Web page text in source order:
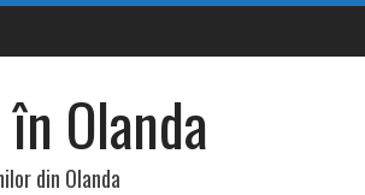
Olanda
din Olanda